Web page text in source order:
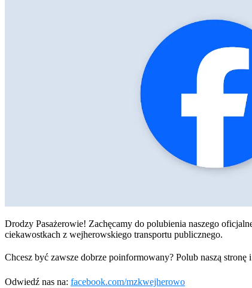
Drodzy Pasażerowie! Zachęcamy do polubienia naszego
ciekawostkach z wejherowskiego transportu publicznego.
Chcesz być zawsze dobrze poinformowany? Polub naszą stronę
Odwiedź nas na: facebook.com/mzkwejherowo